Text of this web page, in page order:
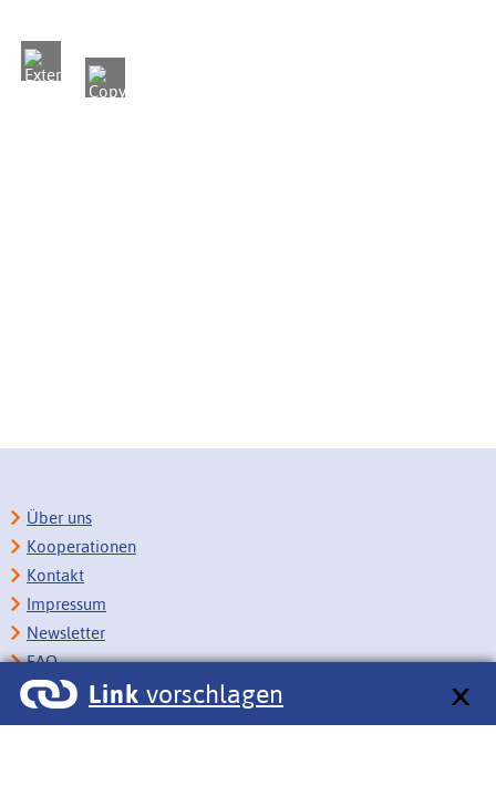
Link vorschlagen
Über uns
Kooperationen
Kontakt
Impressum
Newsletter
FAQ
Copyright